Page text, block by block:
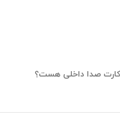
کارت صدا داخلی هست؟